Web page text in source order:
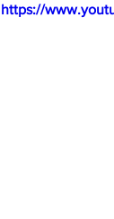
https://